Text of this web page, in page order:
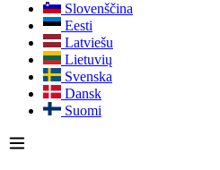
Slovenščina
Eesti
Latviešu
Lietuvių
Svenska
Dansk
Suomi